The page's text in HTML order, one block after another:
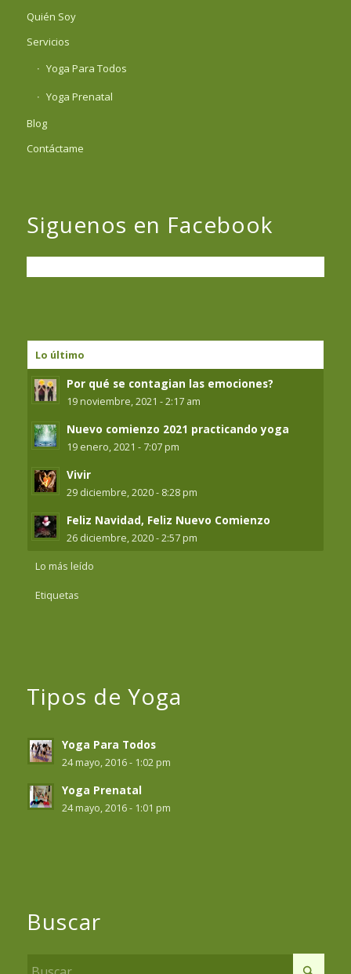
Quién Soy
Servicios
Yoga Para Todos
Yoga Prenatal
Blog
Contáctame
Siguenos en Facebook
Lo último
Por qué se contagian las emociones?
19 noviembre, 2021 - 2:17 am
Nuevo comienzo 2021 practicando yoga
19 enero, 2021 - 7:07 pm
Vivir
29 diciembre, 2020 - 8:28 pm
Feliz Navidad, Feliz Nuevo Comienzo
26 diciembre, 2020 - 2:57 pm
Lo más leído
Etiquetas
Tipos de Yoga
Yoga Para Todos
24 mayo, 2016 - 1:02 pm
Yoga Prenatal
24 mayo, 2016 - 1:01 pm
Buscar